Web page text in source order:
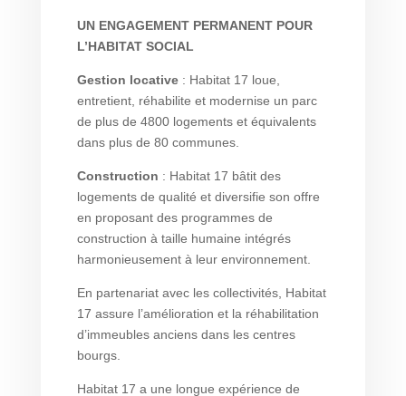
UN ENGAGEMENT PERMANENT POUR
L’HABITAT SOCIAL
Gestion locative: Habitat 17 loue,
entretient, réhabilite et modernise un parc
de plus de 4800 logements et équivalents
dans plus de 80 communes.
Construction : Habitat 17 bâtit des
logements de qualité et diversifie son offre
en proposant des programmes de
construction à taille humaine intégrés
harmonieusement à leur environnement.
En partenariat avec les collectivités, Habitat
17 assure l’amélioration et la réhabilitation
d’immeubles anciens dans les centres
bourgs.
Habitat 17 a une longue expérience de